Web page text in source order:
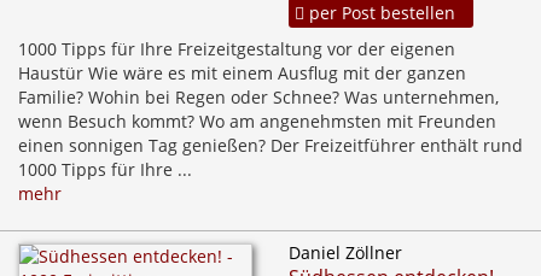
per Post bestellen
1000 Tipps für Ihre Freizeitgestaltung vor der eigenen
Haustür Wie wäre es mit einem Ausflug mit der ganzen
Familie? Wohin bei Regen oder Schnee? Was unternehmen,
wenn Besuch kommt? Wo am angenehmsten mit Freunden
einen sonnigen Tag genießen? Der Freizeitführer enthält rund
1000 Tipps für Ihre ...
mehr
Daniel Zöllner